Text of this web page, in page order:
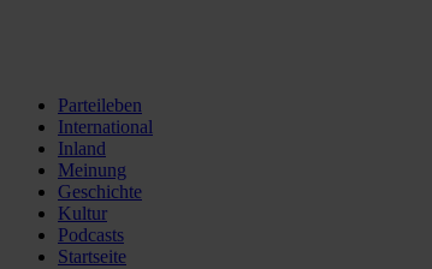
Parteileben
International
Inland
Meinung
Geschichte
Kultur
Podcasts
Startseite